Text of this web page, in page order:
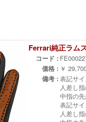
Ferrari純正ラム
コード :
価格 : ￥
備考 : 表記サ
人差し
中指の
表記サ
人差し